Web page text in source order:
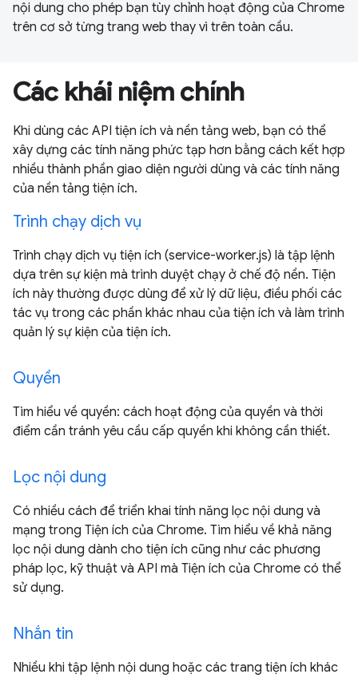
nội dung cho phép bạn tùy chỉnh hoạt động của Chrome
trên cơ sở từng trang web thay vì trên toàn cầu.
Các khái niệm chính
Khi dùng các API tiện ích và nền tảng web, bạn có thể
xây dựng các tính năng phức tạp hơn bằng cách kết hợp
nhiều thành phần giao diện người dùng và các tính năng
của nền tảng tiện ích.
Trình chạy dịch vụ
Trình chạy dịch vụ tiện ích (service-worker.js) là tập lệnh
dựa trên sự kiện mà trình duyệt chạy ở chế độ nền. Tiện
ích này thường được dùng để xử lý dữ liệu, điều phối các
tác vụ trong các phần khác nhau của tiện ích và làm trình
quản lý sự kiện của tiện ích.
Quyền
Tìm hiểu về quyền: cách hoạt động của quyền và thời
điểm cần tránh yêu cầu cấp quyền khi không cần thiết.
Lọc nội dung
Có nhiều cách để triển khai tính năng lọc nội dung và
mạng trong Tiện ích của Chrome. Tìm hiểu về khả năng
lọc nội dung dành cho tiện ích cũng như các phương
pháp lọc, kỹ thuật và API mà Tiện ích của Chrome có thể
sử dụng.
Nhắn tin
Nhiều khi tập lệnh nội dung hoặc các trang tiện ích khác